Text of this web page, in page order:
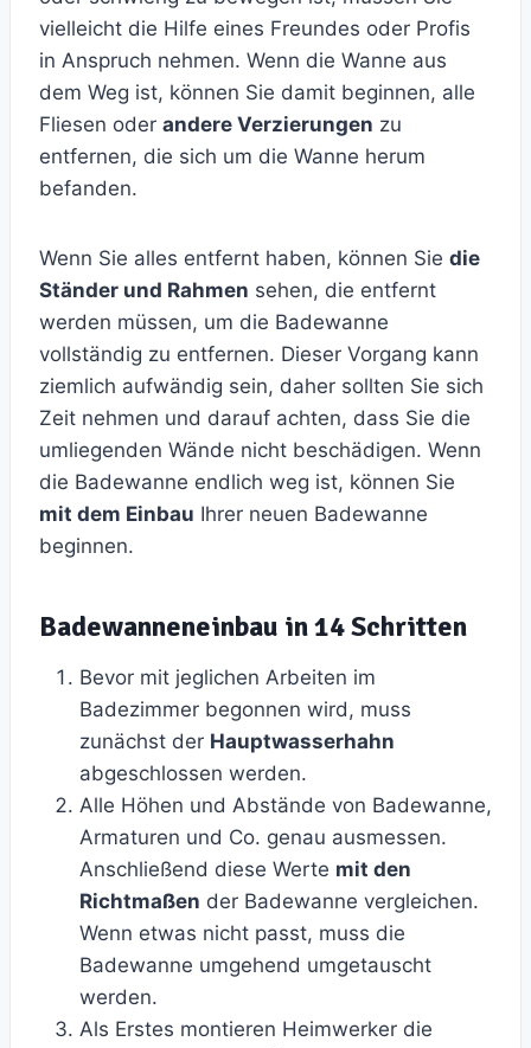
vielleicht die Hilfe eines Freundes oder Profis
in Anspruch nehmen. Wenn die Wanne aus
dem Weg ist, können Sie damit beginnen, alle
Fliesen oder andere Verzierungen zu
entfernen, die sich um die Wanne herum
befanden.
Wenn Sie alles entfernt haben, können Sie die
Ständer und Rahmen sehen, die entfernt
werden müssen, um die Badewanne
vollständig zu entfernen. Dieser Vorgang kann
ziemlich aufwändig sein, daher sollten Sie sich
Zeit nehmen und darauf achten, dass Sie die
umliegenden Wände nicht beschädigen. Wenn
die Badewanne endlich weg ist, können Sie
mit dem Einbau Ihrer neuen Badewanne
beginnen.
Badewanneneinbau in 14 Schritten
Bevor mit jeglichen Arbeiten im
Badezimmer begonnen wird, muss
zunächst der Hauptwasserhahn
abgeschlossen werden.
Alle Höhen und Abstände von Badewanne,
Armaturen und Co. genau ausmessen.
Anschließend diese Werte mit den
Richtmaßen der Badewanne vergleichen.
Wenn etwas nicht passt, muss die
Badewanne umgehend umgetauscht
werden.
Als Erstes montieren Heimwerker die